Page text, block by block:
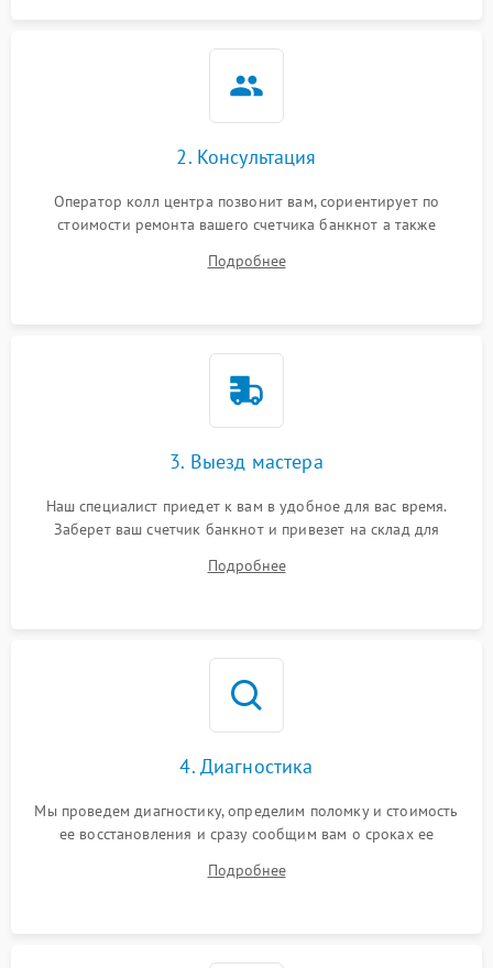
2. Консультация
Оператор колл центра позвонит вам, сориентирует по
стоимости ремонта вашего счетчика банкнот а также
Подробнее
3. Выезд мастера
Наш специалист приедет к вам в удобное для вас время.
Заберет ваш счетчик банкнот и привезет на склад для
Подробнее
4. Диагностика
Мы проведем диагностику, определим поломку и стоимость
ее восстановления и сразу сообщим вам о сроках ее
Подробнее